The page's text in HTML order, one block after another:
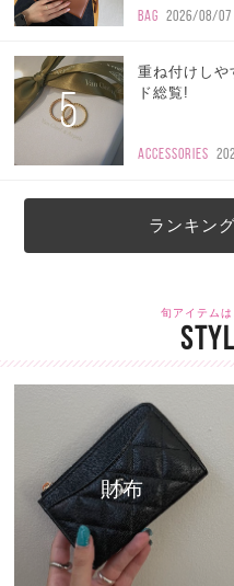
BAG 2026/08/07
5
重ね付けしや
ド総覧!
ACCESSORIES
ランキン
旬アイテム
財布